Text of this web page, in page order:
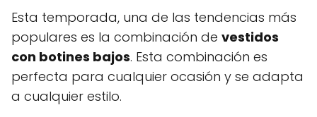
Esta temporada, una de las tendencias más
populares es la combinación de vestidos
con botines bajos. Esta combinación es
perfecta para cualquier ocasión y se adapta
a cualquier estilo.